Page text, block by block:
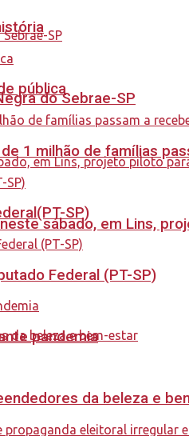
do Sebrae-SP
sábado, em Lins,
da beleza e
pública
1 milhão de famílias
SP)
Federal (PT-SP)
pandemia